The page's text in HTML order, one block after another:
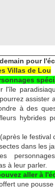
pour
Villas de Lou
l'île
assister
à des
hybrides
le festival
dans les
à leur parler.
aller à
une pousse